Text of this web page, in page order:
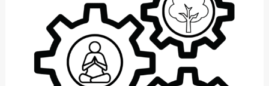
ΠΕΡΙΒΑΛΛΟΝΤΙΚΈΣ
ΚΑΙ
ΠΑΓΚΌΣΜΙΕΣ
ΠΡΩΤΟΒΟΥΛΊΕΣ